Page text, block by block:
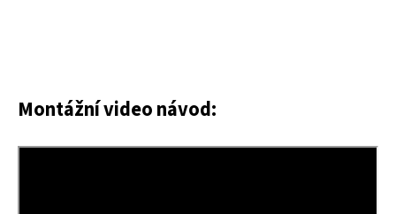
Montážní video návod: